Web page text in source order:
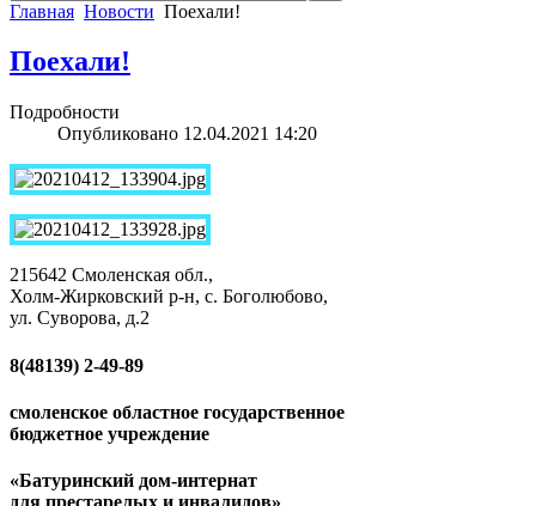
Главная Новости Поехали!
Поехали!
Подробности
Опубликовано 12.04.2021 14:20
215642 Смоленская обл.,
Холм-Жирковский р-н, с. Боголюбово,
ул. Суворова, д.2
8(48139) 2-49-89
смоленское областное государственное
бюджетное учреждение
«Батуринский дом-интернат